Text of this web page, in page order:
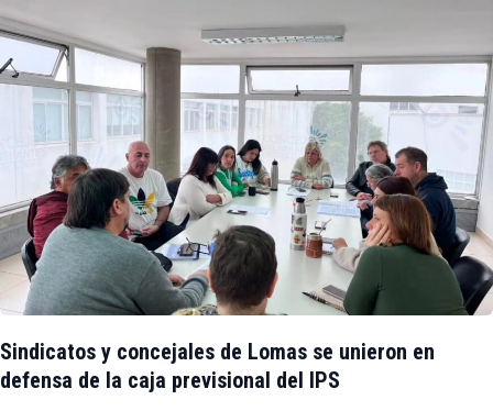
Sindicatos y concejales de Lomas se unieron en
defensa de la caja previsional del IPS